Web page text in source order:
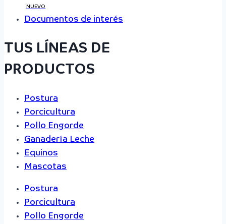
NUEVO
Documentos de interés
TUS LÍNEAS DE
PRODUCTOS
Postura
Porcicultura
Pollo Engorde
Ganadería Leche
Equinos
Mascotas
Postura
Porcicultura
Pollo Engorde